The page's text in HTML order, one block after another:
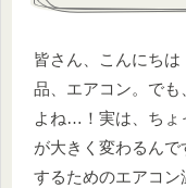
皆さん、こんにち
品、エアコン。で
よね…！実は、ちょ
が大きく変わるん
するためのエアコン